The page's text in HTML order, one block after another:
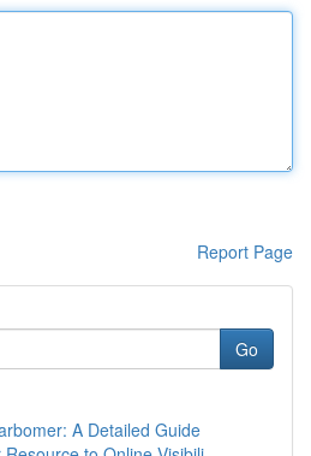
Report Page
Go
A Detailed Guide